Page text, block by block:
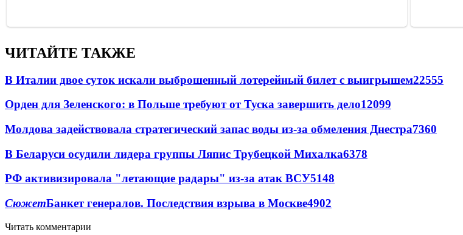
ЧИТАЙТЕ ТАКЖЕ
В Италии двое суток искали выброшенный лотерейный билет с выигрышем22555
Орден для Зеленского: в Польше требуют от Туска завершить дело12099
Молдова задействовала стратегический запас воды из-за обмеления Днестра7360
В Беларуси осудили лидера группы Ляпис Трубецкой Михалка6378
РФ активизировала "летающие радары" из-за атак ВСУ5148
СюжетБанкет генералов. Последствия взрыва в Москве4902
Читать комментарии